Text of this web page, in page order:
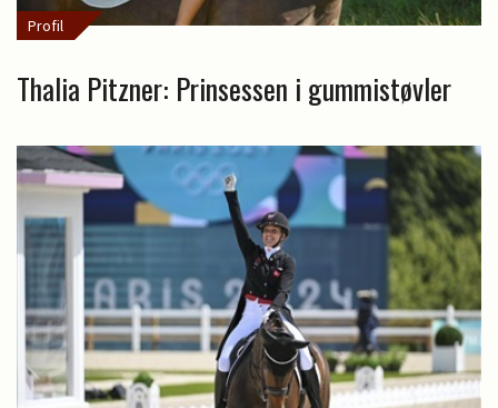
Profil
Thalia Pitzner: Prinsessen i gummistøvler